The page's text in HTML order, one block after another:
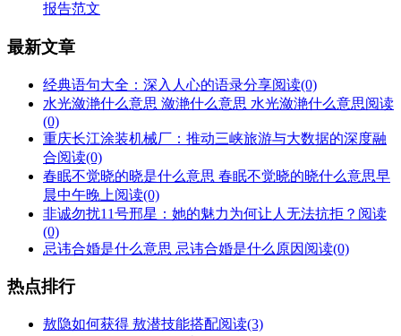
报告范文
最新文章
经典语句大全：深入人心的语录分享阅读(0)
水光潋滟什么意思 潋滟什么意思 水光潋滟什么意思阅读
(0)
重庆长江涂装机械厂：推动三峡旅游与大数据的深度融
合阅读(0)
春眠不觉晓的晓是什么意思 春眠不觉晓的晓什么意思早
晨中午晚上阅读(0)
非诚勿扰11号邢星：她的魅力为何让人无法抗拒？ 阅读
(0)
忌讳合婚是什么意思 忌讳合婚是什么原因 阅读(0)
热点排行
敖隐如何获得 敖潜技能搭配阅读(3)